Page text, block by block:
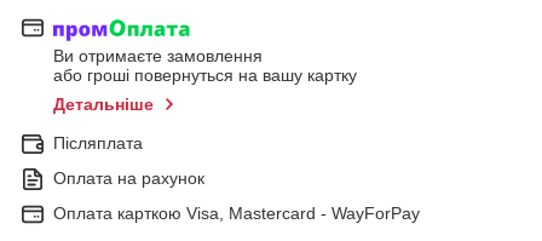
Ви отримаєте замовлення
або гроші повернуться на вашу картку
Детальніше
Післяплата
Оплата на рахунок
Оплата карткою Visa, Mastercard - WayForPay